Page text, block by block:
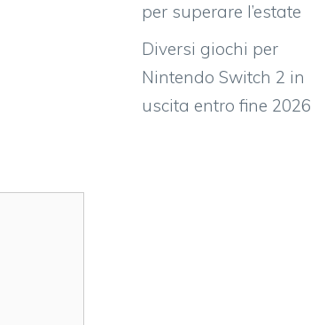
per superare l’estate
Diversi giochi per
Nintendo Switch 2 in
uscita entro fine 2026